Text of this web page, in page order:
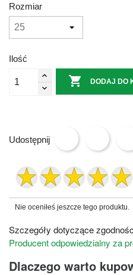
Rozmiar
Ilość
 DODAJ DO
Udostępnij
Nie oceniłeś jeszcze tego produktu.
Szczegóły dotyczące
Producent odpowiedzialny za
Dlaczego warto